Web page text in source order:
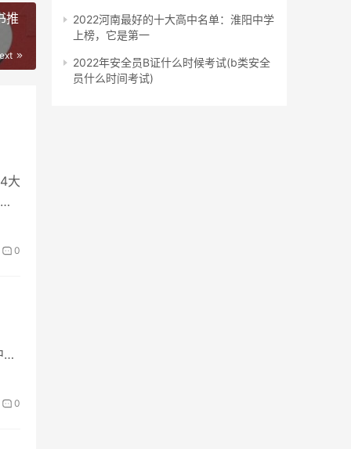
有
大
都
去
推
大
0
0
2022河南最好的十大高中名单：淮阳中学
上榜，它是第一
2022年安全员B证什么时候考试(b类安全
员什么时间考试)